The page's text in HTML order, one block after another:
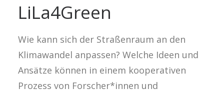
LiLa4Green
Wie kann sich der Straßenraum an den
Klimawandel anpassen? Welche Ideen und
Ansätze können in einem kooperativen
Prozess von Forscher*innen und